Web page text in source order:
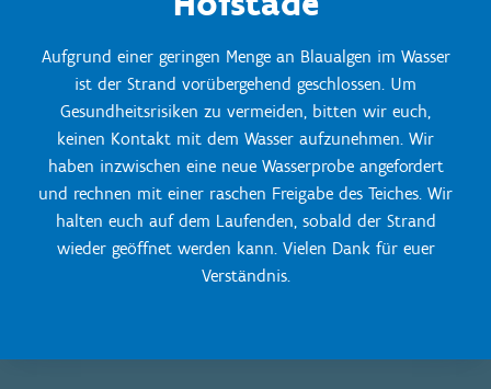
Aufgrund einer geringen Menge an Blaualgen im Wasser
ist der Strand vorübergehend geschlossen. Um
Gesundheitsrisiken zu vermeiden, bitten wir euch,
keinen Kontakt mit dem Wasser aufzunehmen. Wir
haben inzwischen eine neue Wasserprobe angefordert
und rechnen mit einer raschen Freigabe des Teiches. Wir
halten euch auf dem Laufenden, sobald der Strand
wieder geöffnet werden kann. Vielen Dank für euer
Verständnis.
Freier Zugang für Wanderer
Hunde sind am Strand willkommen, müssen aber an
der Leine geführt werden